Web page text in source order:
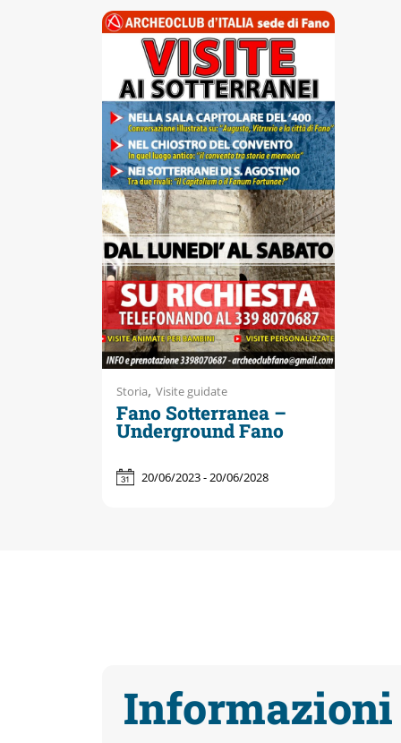
Accessibili
Storia, Visite guidate
Fano Sotterranea –
Underground Fano
20/06/2023 - 20/06/2028
Informazioni